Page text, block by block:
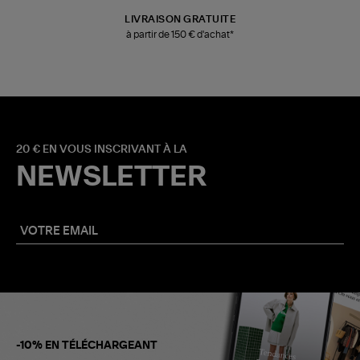
LIVRAISON GRATUITE
à partir de 150 € d'achat*
20 € EN VOUS INSCRIVANT À LA
NEWSLETTER
-10% EN TÉLÉCHARGEANT